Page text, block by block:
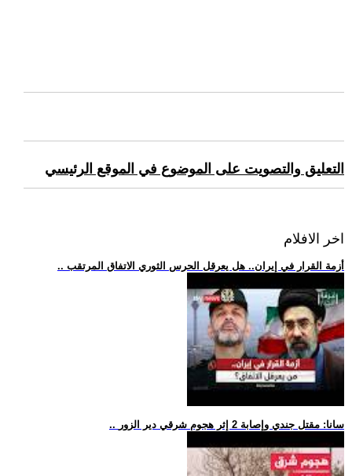
التعليق والتصويت على الموضوع في الموقع الرئيسي
اخر الافلام
.. أزمة القرار في إيران.. هل يعرقل الحرس الثوري الاتفاق المرتقب
.. سانا: مقتل جندي وإصابة 2 إثر هجوم شرقي دير الزور